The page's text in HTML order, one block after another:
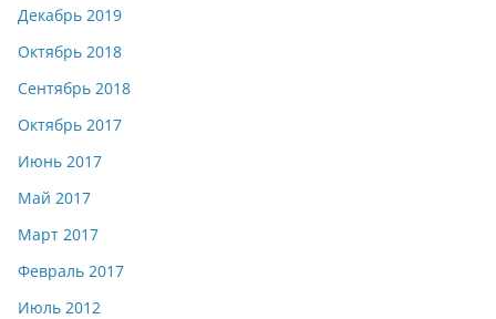
Декабрь 2019
Октябрь 2018
Сентябрь 2018
Октябрь 2017
Июнь 2017
Май 2017
Март 2017
Февраль 2017
Июль 2012